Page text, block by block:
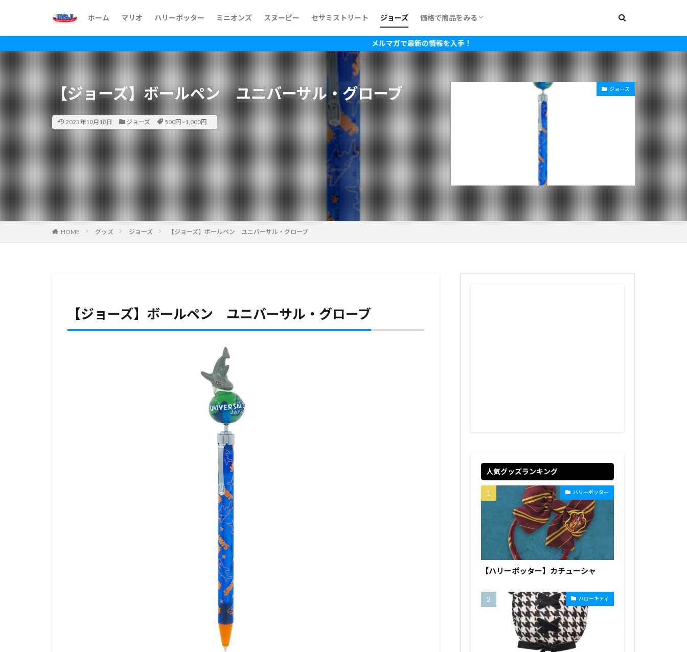
ホーム マリオ ハリーポッター ミニオンズ スヌーピー セサミストリート ジョーズ 価格で商品をみる
~500円
500円~1,000円
1,000円~1,500円
1,500円~2,000円
2,000円~2,500円
2,500円~3,000円
3,000円~3,500円
3,500円~4,000円
4,000円~4,500円
4,500円~5,000円
5,000円~5,500円
5,500円~6,000円
6,500円~7,000円
7,500円~8,000円
10,000円~15,000円
15,000円~20,000円
メルマガで最新の情報を入手！
【ジョーズ】ボールペン ユニバーサル・グローブ
2023年10月18日 ジョーズ 500円~1,000円
ジョーズ
HOME グッズ ジョーズ 【ジョーズ】ボールペン ユニバーサル・グローブ
【ジョーズ】ボールペン ユニバーサル・グローブ
人気グッズランキング
ハリーポッター
【ハリーポッター】カチューシャ
ハローキティ